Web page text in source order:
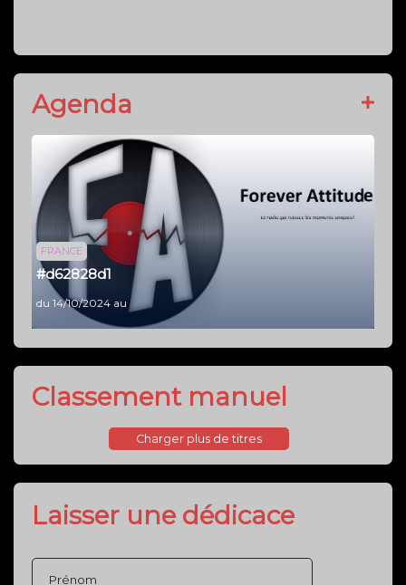
Agenda
FRANCE
#d62828d1
du 14/10/2024 au
Classement manuel
Laisser une dédicace